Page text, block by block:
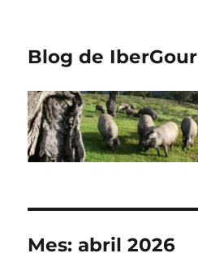
Blog de IberGour
Mes:abril 2026